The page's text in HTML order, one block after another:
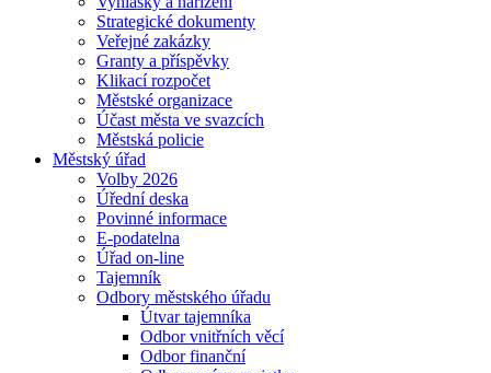
Strategické dokumenty
Veřejné zakázky
Granty a příspěvky
Klikací rozpočet
Městské organizace
Účast města ve svazcích
Městská policie
Městský úřad
Volby 2026
Úřední deska
Povinné informace
E-podatelna
Úřad on-line
Tajemník
Odbory městského úřadu
Útvar tajemníka
Odbor vnitřních věcí
Odbor finanční